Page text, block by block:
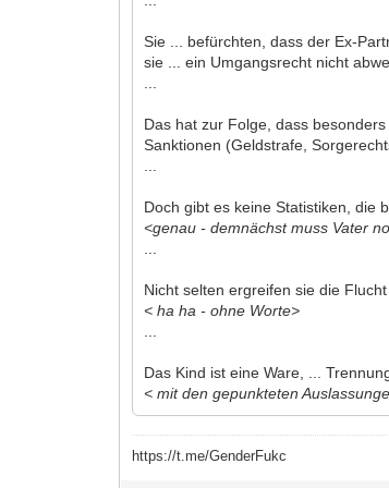
Sie ... befürchten, dass der Ex-
sie ... ein Umgangsrecht nicht
Das hat zur Folge, dass
Sanktionen (Geldstrafe,
Doch gibt es keine Statistiken, die
<genau - demnächst muss Vater
Nicht selten ergreifen sie die
< ha ha - ohne Worte>
Das Kind ist eine Ware, ...
< mit den gepunkteten
https://t.me/GenderFukc